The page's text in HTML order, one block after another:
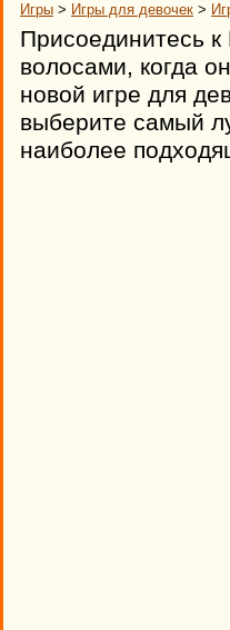
Игры > Игры для девочек >
Присоединитесь
волосами, когда
новой игре для
выберите самый
наиболее